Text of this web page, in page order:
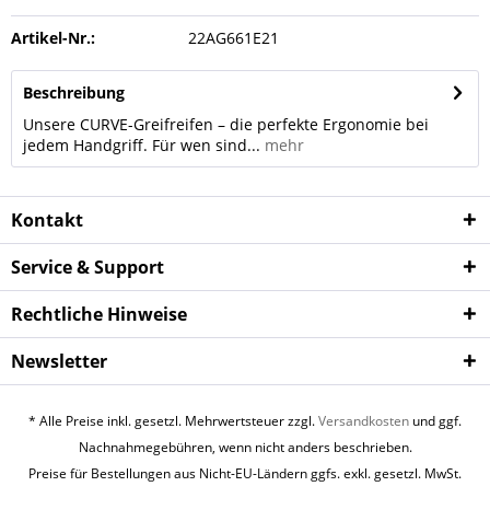
Artikel-Nr.: 22AG661E21
Beschreibung
Unsere CURVE-Greifreifen – die perfekte Ergonomie bei
jedem Handgriff. Für wen sind... mehr
Kontakt
Service & Support
Rechtliche Hinweise
Newsletter
* Alle Preise inkl. gesetzl. Mehrwertsteuer zzgl.Versandkosten und ggf.
Nachnahmegebühren, wenn nicht anders beschrieben.
Preise für Bestellungen aus Nicht-EU-Ländern ggfs. exkl. gesetzl. MwSt.